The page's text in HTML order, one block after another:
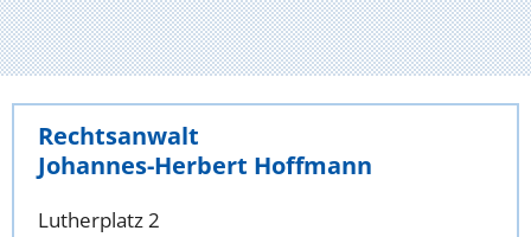
Rechtsanwalt
Johannes-Herbert Hoffmann
Lutherplatz 2